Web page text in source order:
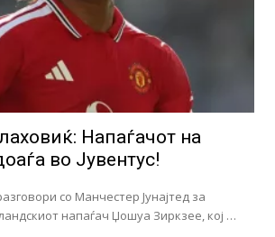
Напаѓачот на
во Јувентус!
со Манчестер Јунајтед за
напаѓач Џошуа Зиркзее, кој …